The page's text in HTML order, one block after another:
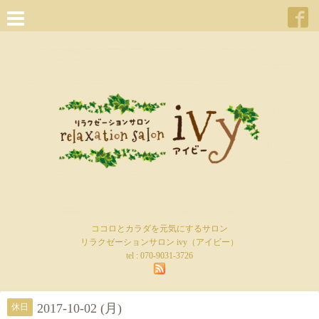
ココロとカラダを元気にするサロン
リラクゼーションサロン ivy（アイビー）
tel : 070-9031-3726
休日 2017-10-02 (月)